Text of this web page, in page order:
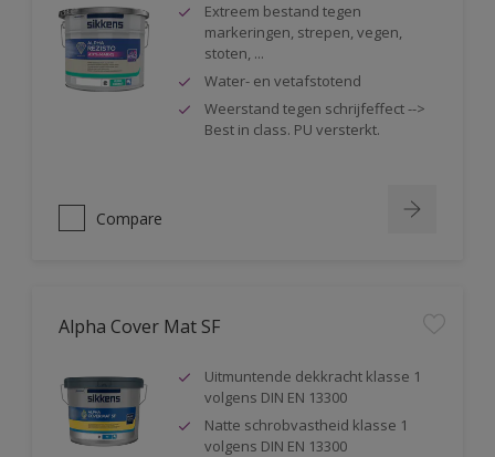
Extreem bestand tegen
markeringen, strepen, vegen,
stoten, ...
Water- en vetafstotend
Weerstand tegen schrijfeffect -->
Best in class. PU versterkt.
Compare
Alpha Cover Mat SF
Uitmuntende dekkracht klasse 1
volgens DIN EN 13300
Natte schrobvastheid klasse 1
volgens DIN EN 13300